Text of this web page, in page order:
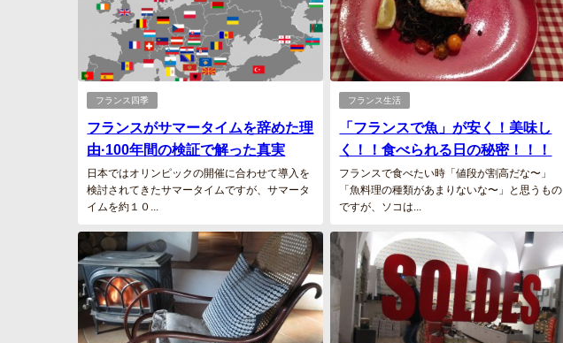
フランス四季
フランスがサマータイムを辞めた理
由·100年間の検証で解った真実
日本ではオリンピックの開催に合わせて導入を
検討されてきたサマータイムですが、サマータ
イムを約１０...
フランス生活
「フランスで魚」が安く！美味し
く！！食べられる日の秘密！！！
フランスで食べたい時「値段が割高だな〜」
「魚料理の種類があまりないな〜」と思うもの
ですが、ソコは...